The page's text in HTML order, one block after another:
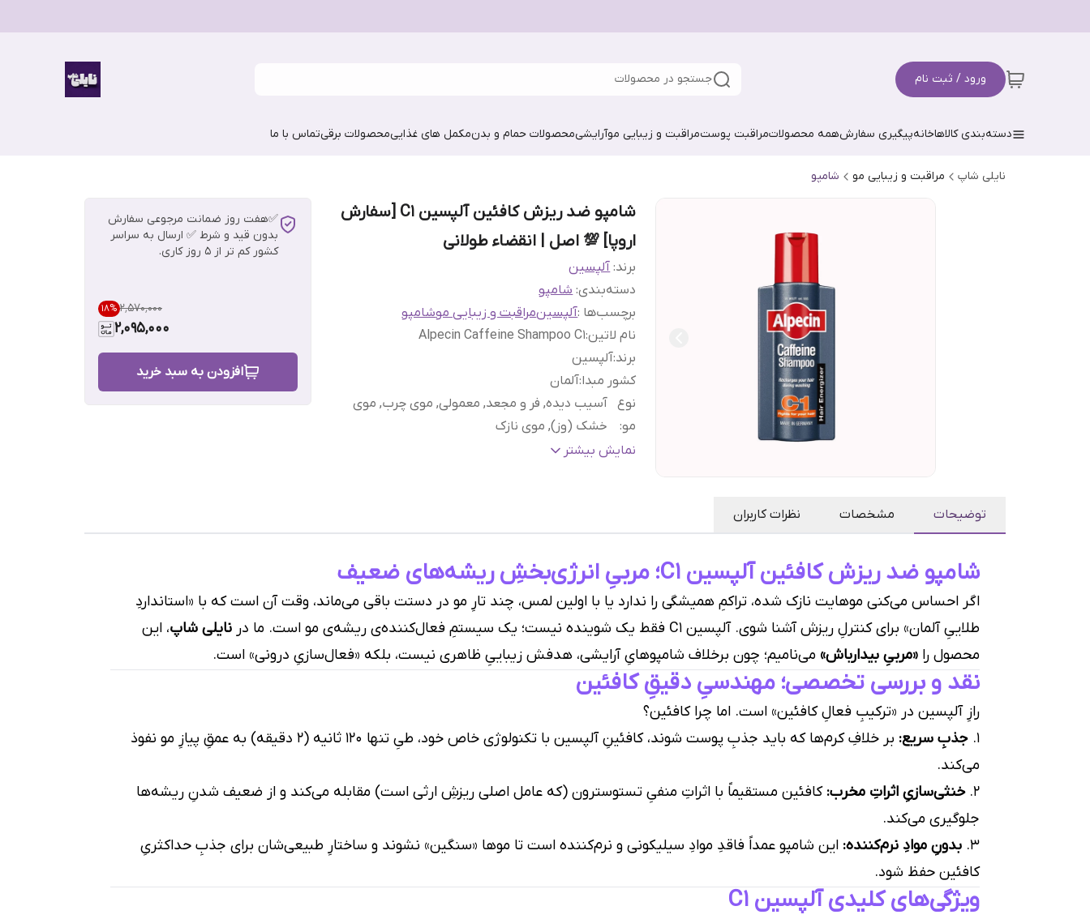
ورود / ثبت نام جستجو در محصولات
دسته‌بندی کالاهاخانهپیگیری سفارشهمه محصولاتمراقبت پوستمراقبت و زیبایی موآرایشیمحصولات حمام و بدنمکمل های غذاییمحصولات برقیتماس با ما
نایلی شاپ مراقبت و زیبایی مو شامپو
شامپو ضد ریزش کافئین آلپسین C1 [سفارش
اروپا] 💯 اصل | انقضاء طولانی
برند: آلپسین
دسته‌بندی:شامپو
برچسب‌ها :آلپسینمراقبت و زیبایی موشامپو
نام لاتین:
Alpecin Caffeine Shampoo C1
برند:آلپسین
کشور مبدا:آلمان
نوع
مو:
آسیب دیده, فر و مجعد, معمولی, موی چرب, موی
خشک (وز), موی نازک
بافت:ژل
اصالت کالا
بدون قید و شرط
نمایش بیشتر
✅هفت روز ضمانت مرجوعی سفارش
بدون قید و شرط ✅ ارسال به سراسر
کشور کم تر از 5 روز کاری.
۲٬۵۷۰٬۰۰۰ 18%
2,095,000
افزودن به سبد خرید
توضیحات مشخصات نظرات کاربران
شامپو ضد ریزش کافئین آلپسین C1؛ مربیِ انرژی‌بخشِ ریشه‌های ضعیف
اگر احساس می‌کنی موهایت نازک شده، تراکمِ همیشگی را ندارد یا با اولین لمس، چند تارِ مو در دستت باقی می‌ماند، وقت آن است که با «استانداردِ
طلاییِ آلمان» برای کنترلِ ریزش آشنا شوی. آلپسین C1 فقط یک شوینده نیست؛ یک سیستمِ فعال‌کننده‌ی ریشه‌ی مو است. ما در
نایلی شاپ، این
محصول را «مربیِ بیدارباش» می‌نامیم؛ چون برخلاف شامپوهایِ آرایشی، هدفش زیباییِ ظاهری نیست، بلکه «فعال‌سازیِ درونی» است.
نقد و بررسی تخصصی؛ مهندسیِ دقیقِ کافئین
رازِ آلپسین در «ترکیبِ فعالِ کافئین» است. اما چرا کافئین؟
۱. جذبِ سریع:
بر خلافِ کرم‌ها که باید جذبِ پوست شوند، کافئینِ آلپسین با تکنولوژی خاص خود، طیِ تنها ۱۲۰ ثانیه (۲ دقیقه) به عمقِ پیازِ مو نفوذ
می‌کند.
۲. خنثی‌سازیِ اثراتِ مخرب: کافئین مستقیماً با اثراتِ منفیِ تستوسترون (که عامل اصلی ریزشِ ارثی است) مقابله می‌کند و از ضعیف شدنِ ریشه‌ها
جلوگیری می‌کند.
۳. بدونِ موادِ نرم‌کننده: این شامپو عمداً فاقدِ موادِ سیلیکونی و نرم‌کننده است تا موها «سنگین» نشوند و ساختارِ طبیعی‌شان برای جذبِ حداکثریِ
کافئین حفظ شود.
ویژگی‌های کلیدی آلپسین C1